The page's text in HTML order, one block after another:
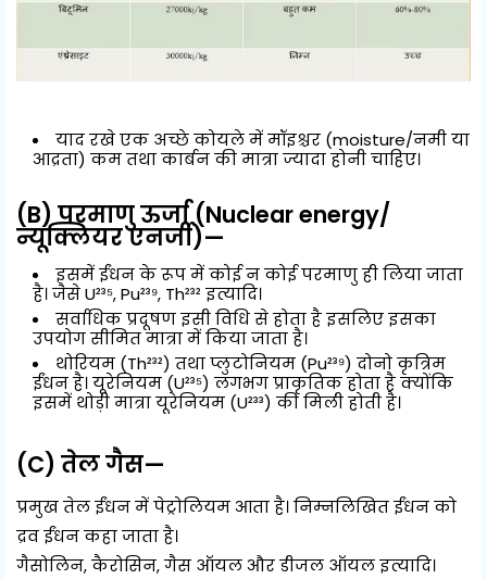
याद रखे एक अच्छे कोयले में मॉइश्चर (moisture/नमी या
आद्रता) कम तथा कार्बन की मात्रा ज्यादा होनी चाहिए।
(B) परमाणु ऊर्जा (Nuclear energy/
न्यूक्लियर एनर्जी)—
इसमें ईंधन के रूप में कोई न कोई परमाणु ही लिया जाता
है। जैसे U²³⁵, Pu²³⁹, Th²³² इत्यादि।
सर्वाधिक प्रदूषण इसी विधि से होता है इसलिए इसका
उपयोग सीमित मात्रा में किया जाता है।
थोरियम (Th²³²) तथा प्लुटोनियम (Pu²³⁹) दोनो कृत्रिम
ईंधन है। यूरेनियम (U²³⁵) लगभग प्राकृतिक होता है क्योंकि
इसमें थोड़ी मात्रा यूरेनियम (U²³³) की मिली होती है।
(C) तेल गैस—
प्रमुख तेल ईंधन में पेट्रोलियम आता है। निम्नलिखित ईंधन को
द्रव ईंधन कहा जाता है।
गैसोलिन, कैरोसिन, गैस ऑयल और डीजल ऑयल इत्यादि।